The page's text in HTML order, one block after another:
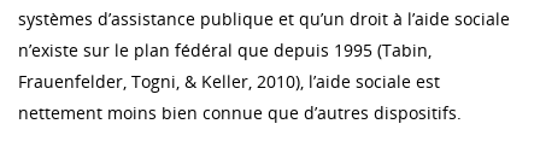
systèmes d’assistance publique et qu’un droit à l’aide sociale
n’existe sur le plan fédéral que depuis 1995 (Tabin,
Frauenfelder, Togni, & Keller, 2010), l’aide sociale est
nettement moins bien connue que d’autres dispositifs.